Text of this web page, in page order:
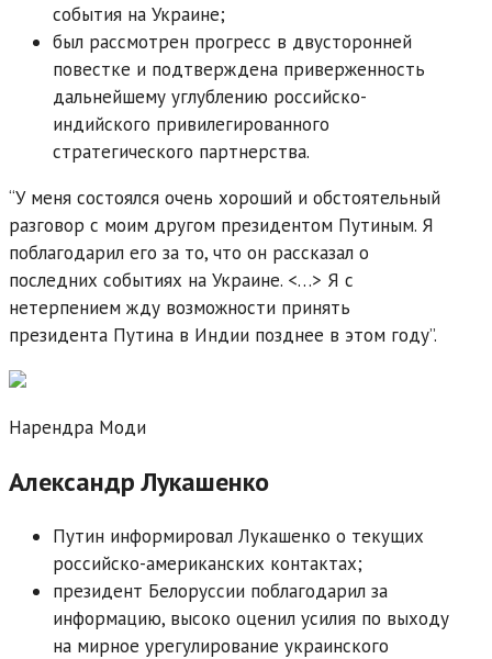
события на Украине;
был рассмотрен прогресс в двусторонней
повестке и подтверждена приверженность
дальнейшему углублению российско-
индийского привилегированного
стратегического партнерства.
“У меня состоялся очень хороший и обстоятельный
разговор с моим другом президентом Путиным. Я
поблагодарил его за то, что он рассказал о
последних событиях на Украине. <…> Я с
нетерпением жду возможности принять
президента Путина в Индии позднее в этом году”.
Нарендра Моди
Александр Лукашенко
Путин информировал Лукашенко о текущих
российско-американских контактах;
президент Белоруссии поблагодарил за
информацию, высоко оценил усилия по выходу
на мирное урегулирование украинского